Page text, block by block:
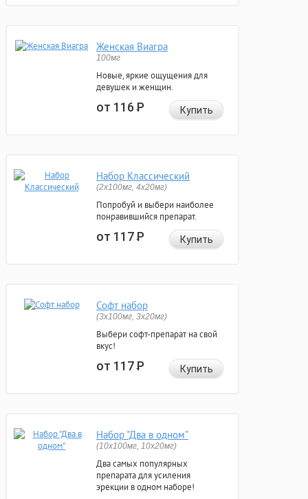
Женская Виагра
100мг
Новые, яркие ощущения для
девушек и женщин.
от 116Р Купить
Набор Классический
(2x100мг, 4x20мг)
Попробуй и выбери наиболее
понравившийся препарат.
от 117Р Купить
Софт набор
(3x100мг, 3x20мг)
Выбери софт-препарат на свой
вкус!
от 117Р Купить
Набор "Два в одном"
(10x100мг, 10x20мг)
Два самых популярных
препарата для усиления
эрекции в одном наборе!